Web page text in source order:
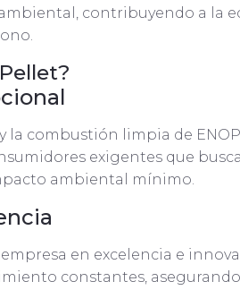
contribuyendo a la
la combustión limpia de
exigentes que
ambiental mínimo.
en excelencia e
constantes,